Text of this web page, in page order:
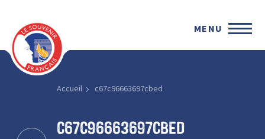
MENU
Accueil c67c96663697cbed
c67c96663697cbed